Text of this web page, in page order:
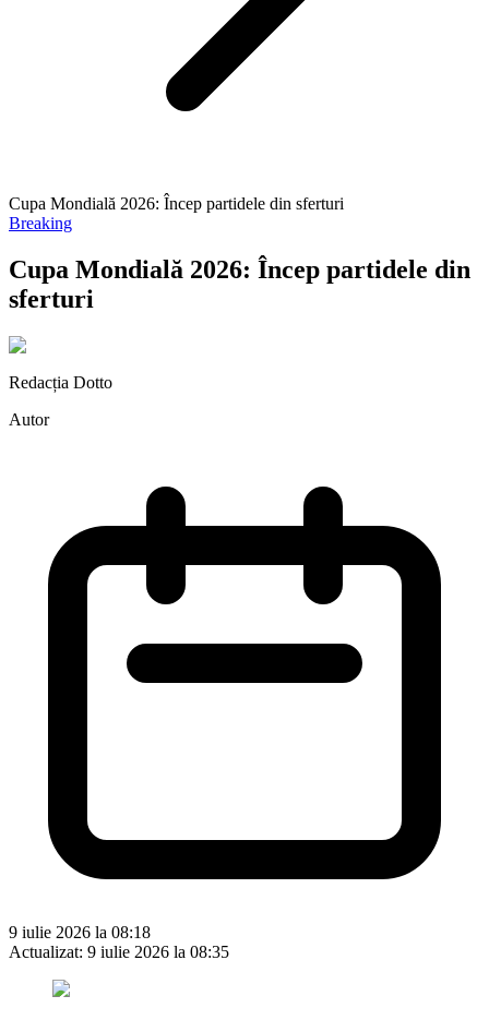
Cupa Mondială 2026: Încep partidele din sferturi
Breaking
Cupa Mondială 2026: Încep partidele din
sferturi
Redacția Dotto
Autor
9 iulie 2026 la 08:18
Actualizat: 9 iulie 2026 la 08:35